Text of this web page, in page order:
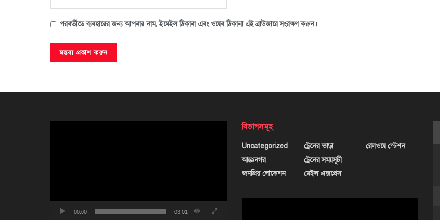
পরবর্তীতে ব্যবহারের জন্য আপনার নাম, ইমেইল ঠিকানা এবং ওয়েব ঠিকানা এই ব্রাউজারে সংরক্ষণ করুন।
00:00 03:01
বিভাগসমূহ
Uncategorized
আন্তঃনগর
জনপ্রিয় লোকেশন
ট্রেনের ভাড়া
ট্রেনের সময়সূচী
মেইল এক্সপ্রেস
রেলওয়ে স্টেশন